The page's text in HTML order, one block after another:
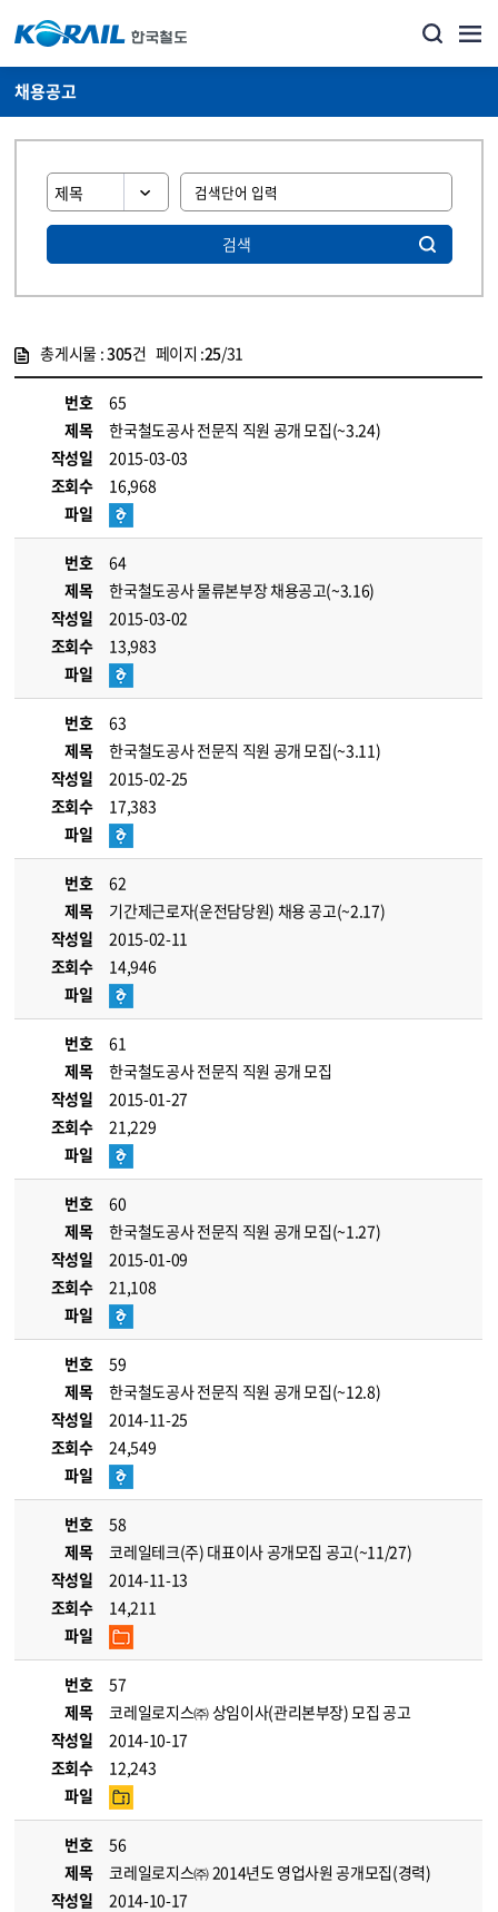
채용공고
검색
총게시물 :305건 페이지 :25/31
번호
65
제목
한국철도공사 전문직 직원 공개 모집(~3.24)
작성일
2015-03-03
조회수
16,968
파일
번호
64
제목
한국철도공사 물류본부장 채용공고(~3.16)
작성일
2015-03-02
조회수
13,983
파일
번호
63
제목
한국철도공사 전문직 직원 공개 모집(~3.11)
작성일
2015-02-25
조회수
17,383
파일
번호
62
제목
기간제근로자(운전담당원) 채용 공고(~2.17)
작성일
2015-02-11
조회수
14,946
파일
번호
61
제목
한국철도공사 전문직 직원 공개 모집
작성일
2015-01-27
조회수
21,229
파일
번호
60
제목
한국철도공사 전문직 직원 공개 모집(~1.27)
작성일
2015-01-09
조회수
21,108
파일
번호
59
제목
한국철도공사 전문직 직원 공개 모집(~12.8)
작성일
2014-11-25
조회수
24,549
파일
번호
58
제목
코레일테크(주) 대표이사 공개모집 공고(~11/27)
작성일
2014-11-13
조회수
14,211
파일
번호
57
제목
코레일로지스㈜ 상임이사(관리본부장) 모집 공고
작성일
2014-10-17
조회수
12,243
파일
번호
56
제목
코레일로지스㈜ 2014년도 영업사원 공개모집(경력)
작성일
2014-10-17